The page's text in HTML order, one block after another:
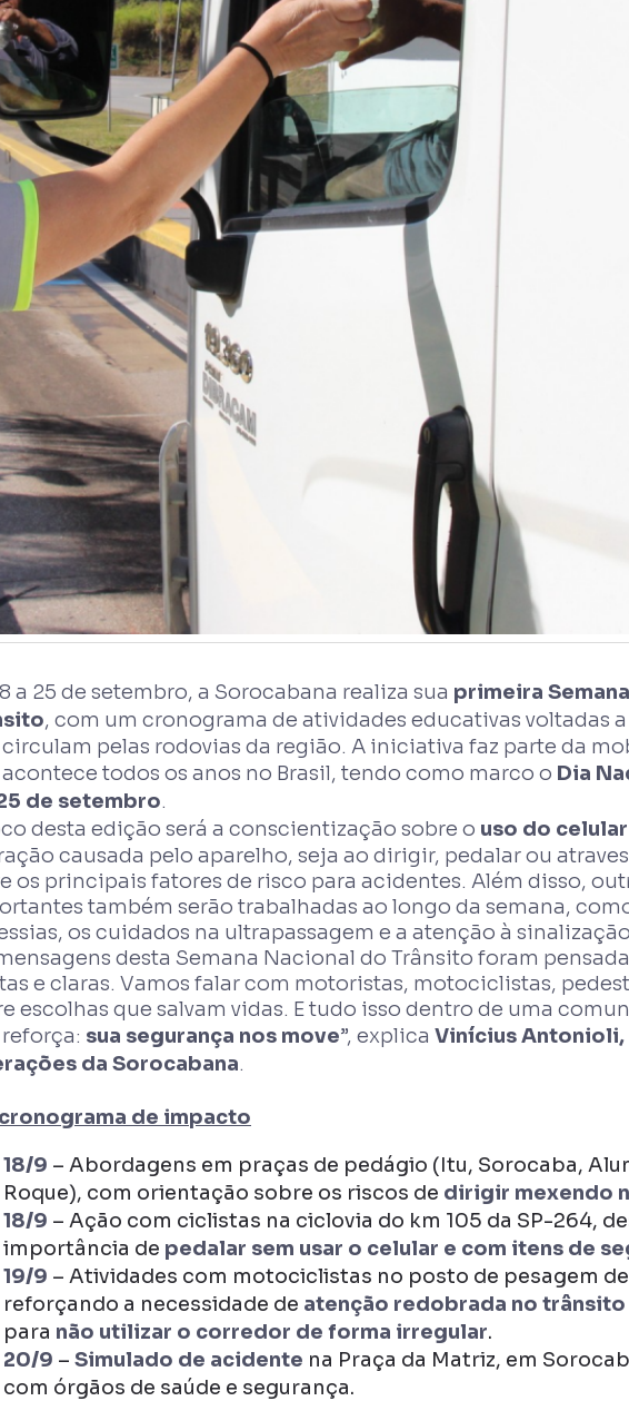
a 25 de setembro, a Sorocabana realiza sua primeira
, com um cronograma de atividades educativas voltadas
pelas rodovias da região. A iniciativa faz parte da
todos os anos no Brasil, tendo como marco o Dia
de setembro.
desta edição será a conscientização sobre o uso do
causada pelo aparelho, seja ao dirigir, pedalar ou
os principais fatores de risco para acidentes. Além disso,
também serão trabalhadas ao longo da semana,
os cuidados na ultrapassagem e a atenção à
desta Semana Nacional do Trânsito foram
e claras. Vamos falar com motoristas, motociclistas,
escolhas que salvam vidas. E tudo isso dentro de uma
sua segurança nos move”, explica Vinícius
da Sorocabana.
de impacto
18/9 – Abordagens em praças de pedágio (Itu, Sorocaba,
Roque), com orientação sobre os riscos de dirigir mexendo
18/9 – Ação com ciclistas na ciclovia do km 105 da SP-264,
importância de pedalar sem usar o celular e com itens de
19/9 – Atividades com motociclistas no posto de pesagem
reforçando a necessidade de atenção redobrada no trânsito
para não utilizar o corredor de forma irregular.
20/9 – Simulado de acidente na Praça da Matriz, em
com órgãos de saúde e segurança.